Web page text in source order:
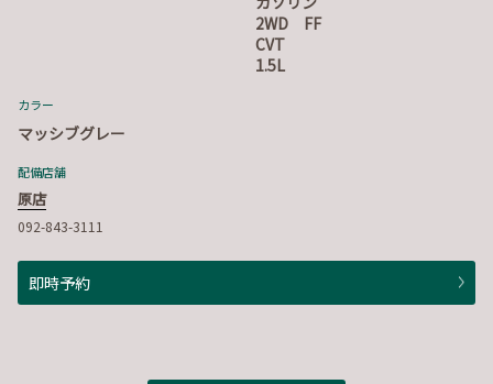
2WD FF
CVT
1.5L
カラー
マッシブグレー
配備店舗
原店
092-843-3111
即時予約